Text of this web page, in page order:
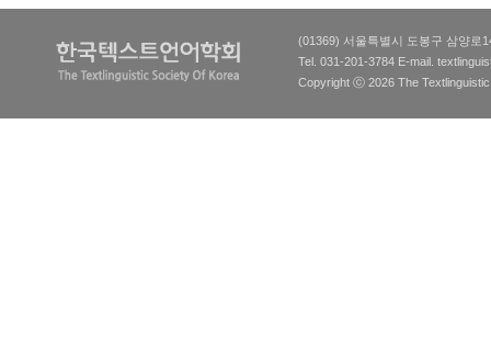
(01369) 서울특별시 도봉구 삼양로
Tel. 031-201-3784 E-mail.
Copyright ⓒ 2026 The